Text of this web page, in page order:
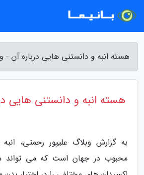
هسته انبه و دانستنی هایی درباره آن -
هسته انبه و دانستنی هایی
به گزارش وبلاگ علیپور رحمتی،
محبوب در جهان است که می تواند